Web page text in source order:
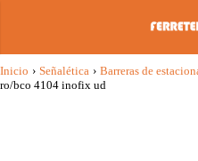
Inicio › Señalética › Barreras de
ro/bco 4104 inofix ud